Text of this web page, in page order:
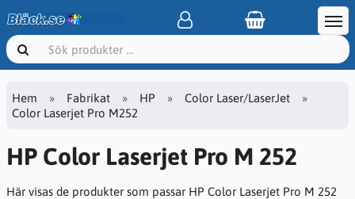
Hem Fabrikat HP
Color Laser/LaserJet
Color Laserjet Pro M252
HP Color Laserjet Pro M 252
Här visas de produkter som passar HP Color Laserjet Pro M 252